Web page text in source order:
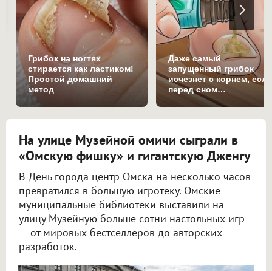
Грибок на ногтях
стирается как ластиком!
Простой домашний
метод
Даже самый
запущенный грибок
исчезнет с корнем,
перед сном…
На улице Музейной омичи сыграли в
«Омскую фишку» и гигантскую Дженгу
В День города центр Омска на несколько часов
превратился в большую игротеку. Омские
муниципальные библиотеки выставили на
улицу Музейную больше сотни настольных игр
— от мировых бестселлеров до авторских
разработок.